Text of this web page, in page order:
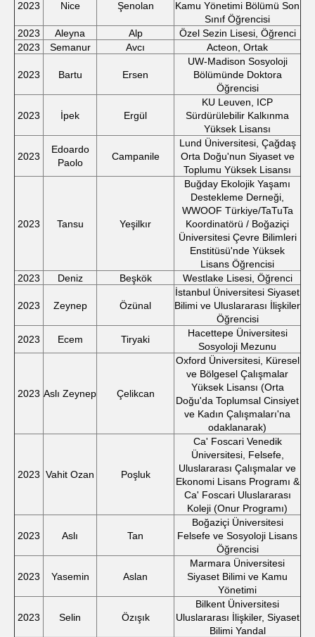
2023 Nice Şenolan
Kamu Yönetimi Bölümü Son
Sınıf Öğrencisi
2023
Aleyna Alp
Özel Sezin Lisesi, Öğrenci
2023
Semanur Avcı Acteon, Ortak
2023 Bartu Ersen
UW-Madison Sosyoloji
Bölümünde Doktora
Öğrencisi
2023 İpek Ergül
KU Leuven, ICP
Sürdürülebilir Kalkınma
Yüksek Lisansı
2023
Edoardo
Paolo
Campanile
Lund Üniversitesi, Çağdaş
Orta Doğu'nun Siyaset ve
Toplumu Yüksek Lisansı
2023 Tansu Yeşilkır
Buğday Ekolojik Yaşamı
Destekleme Derneği,
WWOOF Türkiye/TaTuTa
Koordinatörü / Boğaziçi
Üniversitesi Çevre Bilimleri
Enstitüsü'nde Yüksek
Lisans Öğrencisi
2023
Deniz Beşkök Westlake Lisesi, Öğrenci
2023 Zeynep Özünal
İstanbul Üniversitesi Siyaset
Bilimi ve Uluslararası İlişkiler
Öğrencisi
2023
Ecem Tiryaki
Hacettepe Üniversitesi
Sosyoloji Mezunu
2023 Aslı Zeynep Çelikcan
Oxford Üniversitesi, Küresel
ve Bölgesel Çalışmalar
Yüksek Lisansı (Orta
Doğu'da Toplumsal Cinsiyet
ve Kadın Çalışmaları'na
odaklanarak)
2023 Vahit Ozan Poşluk
Ca' Foscari Venedik
Üniversitesi, Felsefe,
Uluslararası Çalışmalar ve
Ekonomi Lisans Programı &
Ca' Foscari Uluslararası
Koleji (Onur Programı)
2023 Aslı Tan
Boğaziçi Üniversitesi
Felsefe ve Sosyoloji Lisans
Öğrencisi
2023 Yasemin Aslan
Marmara Üniversitesi
Siyaset Bilimi ve Kamu
Yönetimi
2023 Selin Özışık
Bilkent Üniversitesi
Uluslararası İlişkiler, Siyaset
Bilimi Yandal